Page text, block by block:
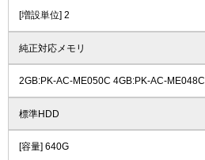
[増設単位] 2
純正対応メモリ
2GB:PK-AC-ME050C 4GB:PK-AC-ME048C
標準HDD
[容量] 640G